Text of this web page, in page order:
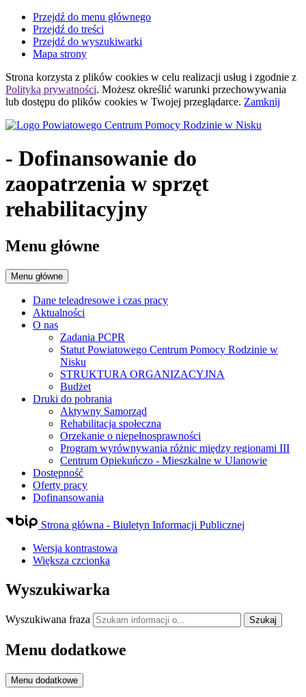
Przejdź do menu głównego
Przejdź do treści
Przejdź do wyszukiwarki
Mapa strony
Strona korzysta z plików cookies w celu realizacji usług i zgodnie z
Polityką prywatności. Możesz określić warunki przechowywania
lub dostępu do plików cookies w Twojej przeglądarce. Zamknij
- Dofinansowanie do
zaopatrzenia w sprzęt
rehabilitacyjny
Menu główne
Menu główne
Dane teleadresowe i czas pracy
Aktualności
O nas
Zadania PCPR
Statut Powiatowego Centrum Pomocy Rodzinie w
Nisku
STRUKTURA ORGANIZACYJNA
Budżet
Druki do pobrania
Aktywny Samorząd
Rehabilitacja społeczna
Orzekanie o niepełnosprawności
Program wyrównywania różnic między regionami III
Centrum Opiekuńczo - Mieszkalne w Ulanowie
Dostępność
Oferty pracy
Dofinansowania
Strona główna - Biuletyn Informacji Publicznej
Wersja kontrastowa
Większa czcionka
Wyszukiwarka
Wyszukiwana fraza Szukaj
Menu dodatkowe
Menu dodatkowe